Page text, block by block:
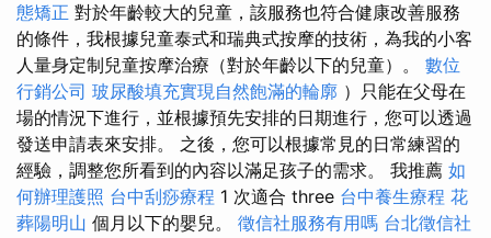
態矯正 對於年齡較大的兒童，該服務也符合健康改善服務
的條件，我根據兒童泰式和瑞典式按摩的技術，為我的小客
人量身定制兒童按摩治療（對於年齡以下的兒童）。 數位
行銷公司 玻尿酸填充實現自然飽滿的輪廓 ）只能在父母在
場的情況下進行，並根據預先安排的日期進行，您可以透過
發送申請表來安排。 之後，您可以根據常見的日常練習的
經驗，調整您所看到的內容以滿足孩子的需求。 我推薦 如
何辦理護照 台中刮痧療程 1 次適合 three 台中養生療程 花
葬陽明山 個月以下的嬰兒。 徵信社服務有用嗎 台北徵信社